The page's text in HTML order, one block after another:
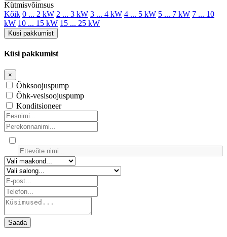
Kütmisvõimsus
Kõik 0 ... 2 kW 2 ... 3 kW 3 ... 4 kW 4 ... 5 kW 5 ... 7 kW 7 ... 10
kW 10 ... 15 kW 15 ... 25 kW
Küsi pakkumist
Küsi pakkumist
×
Õhksoojuspump
Õhk-vesisoojuspump
Konditsioneer
Saada